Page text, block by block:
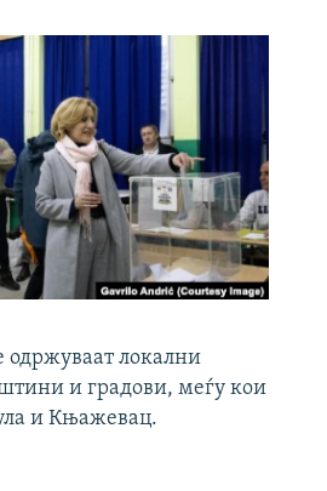
одржуваат локални
и градови, меѓу кои
и Књажевац.